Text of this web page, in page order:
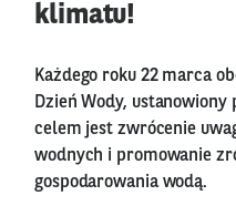
klimatu!
Każdego roku 22 marca
Dzień Wody, ustanowiony
celem jest zwrócenie
wodnych i promowanie
gospodarowania wodą.